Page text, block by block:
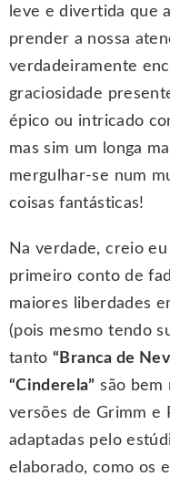
leve e divertida que
prender a nossa
verdadeiramente
graciosidade
épico ou intricado
mas sim um longa
mergulhar-se num
coisas fantásticas!
Na verdade, creio eu
primeiro conto de
maiores liberdades
(pois mesmo tendo
tanto“Branca de
“Cinderela” são bem
versões de Grimm e
adaptadas pelo
elaborado, como os